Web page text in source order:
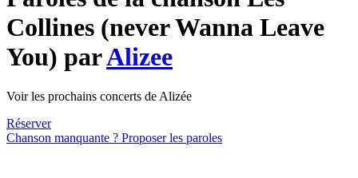
Collines (never Wanna Leave
You) parAlizee
Voir les prochains concerts de Alizée
Réserver
Chanson manquante ? Proposer les paroles